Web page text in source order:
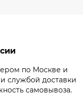
по Москве и
службой доставки
самовывоза.